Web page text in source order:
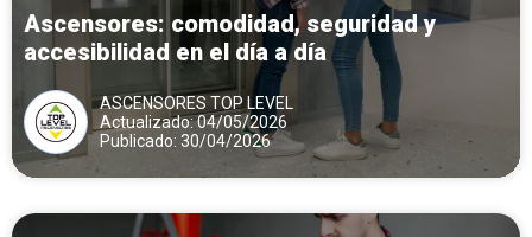
Ascensores: comodidad, seguridad y
accesibilidad en el día a día
ASCENSORES TOP LEVEL
Actualizado: 04/05/2026
Publicado: 30/04/2026